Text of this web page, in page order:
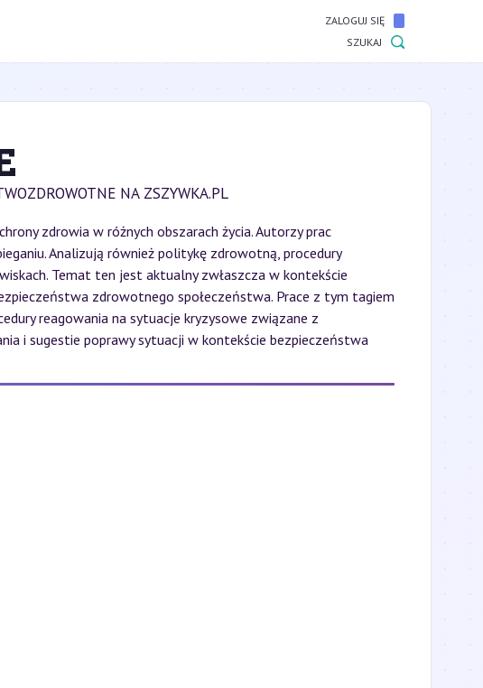
ZALOGUJ SIĘ
SZUKAJ
NA ZSZYWKA.PL
zdrowia w różnych obszarach życia. Autorzy prac
Analizują również politykę zdrowotną, procedury
Temat ten jest aktualny zwłaszcza w kontekście
zdrowotnego społeczeństwa. Prace z tym tagiem
reagowania na sytuacje kryzysowe związane z
i sugestie poprawy sytuacji w kontekście bezpieczeństwa